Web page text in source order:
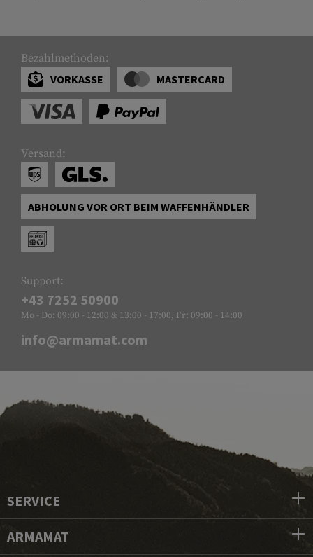
Bezahlmethoden:
VORKASSE
MASTERCARD
Versand:
ABHOLUNG VOR ORT BEIM WAFFENHÄNDLER
Support:
+43 7252 50900
Mo - Do: 09:00 - 12:00 & 13:00 - 17:00, Fr: 09:00 - 14:00
info@armamat.com
SERVICE
ARMAMAT